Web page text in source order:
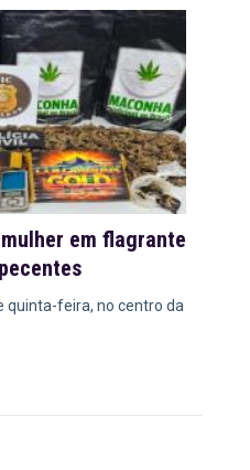
em flagrante
quinta-feira, no centro da